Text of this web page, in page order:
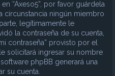
“Axeso5”, por favor guárdela
circunstancia ningún miembro
legítimamente le
la contraseña de su cuenta,
contraseña” provisto por el
solicitará ingresar su nombre
phpBB generará una
su cuenta.